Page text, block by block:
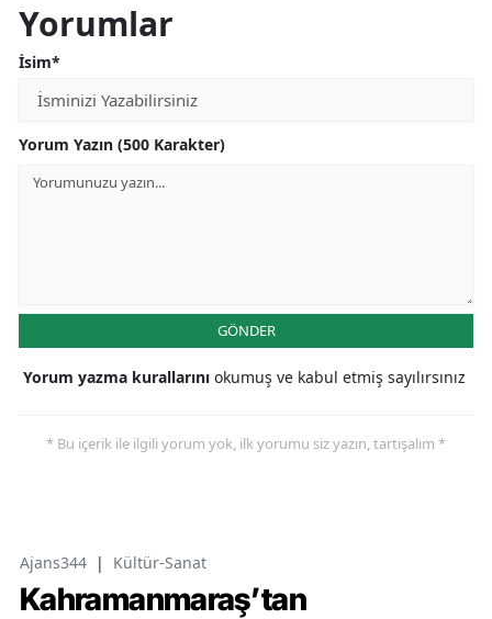
Yorumlar
İsim*
Yorum Yazın (500 Karakter)
GÖNDER
Yorum yazma kurallarını okumuş ve kabul etmiş sayılırsınız
* Bu içerik ile ilgili yorum yok, ilk yorumu siz yazın, tartışalım *
Ajans344 | Kültür-Sanat
Kahramanmaraş’tan